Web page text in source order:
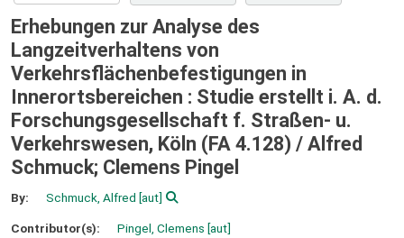
Erhebungen zur Analyse des
Langzeitverhaltens von
Verkehrsflächenbefestigungen in
Innerortsbereichen : Studie erstellt i. A. d.
Forschungsgesellschaft f. Straßen- u.
Verkehrswesen, Köln (FA 4.128) / Alfred
Schmuck; Clemens Pingel
By: Schmuck, Alfred [aut]
Contributor(s): Pingel, Clemens [aut]